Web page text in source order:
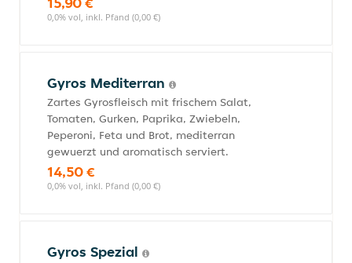
0,0% vol, inkl. Pfand (0,00 €)
Gyros Mediterran
Zartes Gyrosfleisch mit frischem Salat,
Tomaten, Gurken, Paprika, Zwiebeln,
Peperoni, Feta und Brot, mediterran
gewuerzt und aromatisch serviert.
14,50 €
0,0% vol, inkl. Pfand (0,00 €)
Gyros Spezial